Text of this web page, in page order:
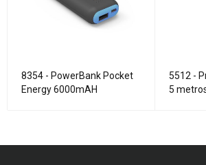
8354 - PowerBank Pocket
Energy 6000mAH
5512 -
5